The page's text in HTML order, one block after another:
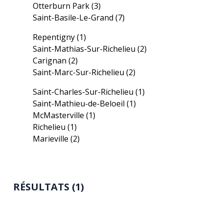
Otterburn Park(3)
Saint-Basile-Le-Grand(7)
Repentigny(1)
Saint-Mathias-Sur-Richelieu(2)
Carignan(2)
Saint-Marc-Sur-Richelieu(2)
Saint-Charles-Sur-Richelieu(1)
Saint-Mathieu-de-Beloeil(1)
McMasterville(1)
Richelieu(1)
Marieville(2)
RÉSULTATS (1)